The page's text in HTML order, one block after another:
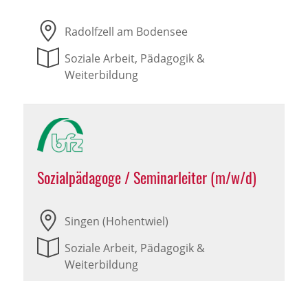
Radolfzell am Bodensee
Soziale Arbeit, Pädagogik &
Weiterbildung
Sozialpädagoge / Seminarleiter (m/w/d)
Singen (Hohentwiel)
Soziale Arbeit, Pädagogik &
Weiterbildung